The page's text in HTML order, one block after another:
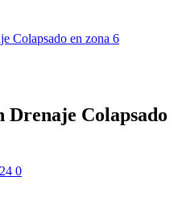
Colapsado en zona 6
Drenaje Colapsado
0